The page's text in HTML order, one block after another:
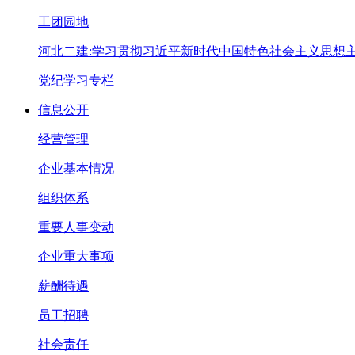
工团园地
河北二建:学习贯彻习近平新时代中国特色社会主义思想
党纪学习专栏
信息公开
经营管理
企业基本情况
组织体系
重要人事变动
企业重大事项
薪酬待遇
员工招聘
社会责任